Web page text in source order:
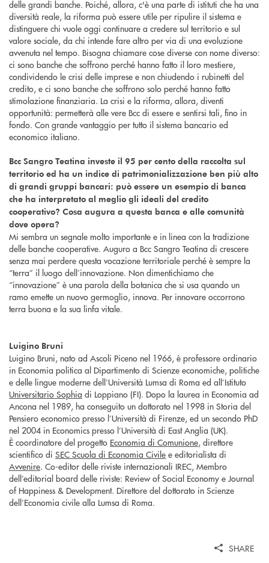
delle grandi banche. Poiché, allora, c'è una parte di istituti che ha una
diversità reale, la riforma può essere utile per ripulire il sistema e
distinguere chi vuole oggi continuare a credere sul territorio e sul
valore sociale, da chi intende fare altro per via di una evoluzione
avvenuta nel tempo. Bisogna chiamare cose diverse con nome diverso:
ci sono banche che soffrono perché hanno fatto il loro mestiere,
condividendo le crisi delle imprese e non chiudendo i rubinetti del
credito, e ci sono banche che soffrono solo perché hanno fatto
stimolazione finanziaria. La crisi e la riforma, allora, diventi
opportunità: permetterà alle vere Bcc di essere e sentirsi tali, fino in
fondo. Con grande vantaggio per tutto il sistema bancario ed
economico italiano.
Bcc Sangro Teatina investe il 95 per cento della raccolta sul
territorio ed ha un indice di patrimonializzazione ben più alto
di grandi gruppi bancari: può essere un esempio di banca
che ha interpretato al meglio gli ideali del credito
cooperativo? Cosa augura a questa banca e alle comunità
dove opera?
Mi sembra un segnale molto importante e in linea con la tradizione
delle banche cooperative. Auguro a Bcc Sangro Teatina di crescere
senza mai perdere questa vocazione territoriale perché è sempre la
“terra” il luogo dell’innovazione. Non dimentichiamo che
“innovazione” è una parola della botanica che si usa quando un
ramo emette un nuovo germoglio, innova. Per innovare occorrono
terra buona e la sua linfa vitale.
Luigino Bruni
Luigino Bruni, nato ad Ascoli Piceno nel 1966, è professore ordinario
in Economia politica al Dipartimento di Scienze economiche, politiche
e delle lingue moderne dell’Università Lumsa di Roma ed all’Istituto
Universitario Sophia di Loppiano (FI). Dopo la laurea in Economia ad
Ancona nel 1989, ha conseguito un dottorato nel 1998 in Storia del
Pensiero economico presso l’Università di Firenze, ed un secondo PhD
nel 2004 in Economics presso l’Università di East Anglia (UK).
È coordinatore del progetto Economia di Comunione, direttore
scientifico di SEC Scuola di Economia Civile e editorialista di
Avvenire. Co-editor delle riviste internazionali IREC, Membro
dell’editorial board delle riviste: Review of Social Economy e Journal
of Happiness & Development. Direttore del dottorato in Scienze
dell’Economia civile alla Lumsa di Roma.
SHARE